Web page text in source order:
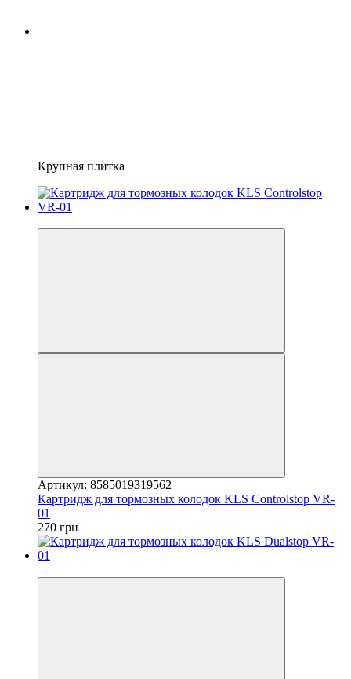
Крупная плитка
Артикул: 8585019319562
Картридж для тормозных колодок KLS Controlstop VR-
01
270 грн